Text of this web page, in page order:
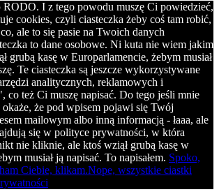
RODO. I z tego powodu muszę Ci powiedzieć,
cookies, czyli ciasteczka żeby coś tam robić,
ale to się pasie na Twoich danych
to dane osobowe. Ni kuta nie wiem jakim
grubą kasę w Europarlamencie, żebym musiał
Te ciasteczka są jeszcze wykorzystywane
analitycznych, reklamowych i
co też Ci muszę napisać. Do tego jeśli mnie
okaże, że pod wpisem pojawi się Twój
mailowym albo inną informacją - łaaa, ale
się w polityce prywatności, w która
nie kliknie, ale ktoś wziął grubą kasę w
musiał ją napisać. To napisałem. Spoko,
Ciebie, klikam.Nope, wszystkie ciastki